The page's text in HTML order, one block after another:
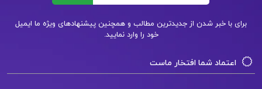
نامشهود
برای با خبر شدن از جدیدترین مطالب و همچنین پیشنهادهای ویژه ما ایمیل
خود را وارد نمایید.
اعتماد شما افتخار ماست